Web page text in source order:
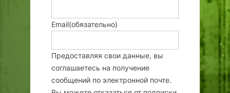
Email(обязательно)
Предоставляя свои данные, вы
соглашаетесь на получение
сообщений по электронной почте.